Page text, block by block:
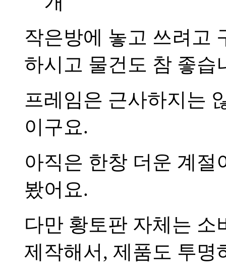
작은방에 놓고 쓰려고
하시고 물건도 참 좋습
프레임은 근사하지는
이구요.
아직은 한창 더운 계절
봤어요.
다만 황토판 자체는
제작해서, 제품도 투명